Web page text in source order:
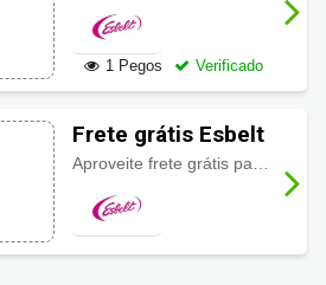
1 Pegos Verificado
Frete grátis Esbelt